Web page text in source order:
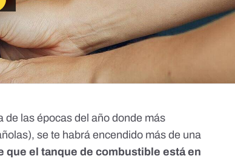
de las épocas del año donde más
), se te habrá encendido más de una
el tanque de combustible está en